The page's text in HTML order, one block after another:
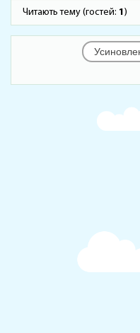
Читають тему (гостей: 1)